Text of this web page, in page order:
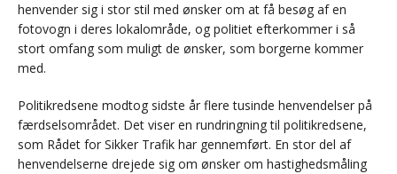
henvender sig i stor stil med ønsker om at få besøg af en
fotovogn i deres lokalområde, og politiet efterkommer i så
stort omfang som muligt de ønsker, som borgerne kommer
med.
Politikredsene modtog sidste år flere tusinde henvendelser på
færdselsområdet. Det viser en rundringning til politikredsene,
som Rådet for Sikker Trafik har gennemført. En stor del af
henvendelserne drejede sig om ønsker om hastighedsmåling